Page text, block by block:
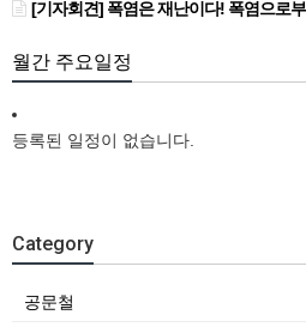
[기자회견] 폭염은 재난이다! 폭염으로부터 안전한 일터를 위한 민주노
월간 주요일정
등록된 일정이 없습니다.
Category
공문철